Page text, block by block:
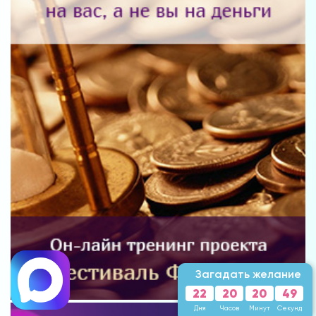
Загадать желание
22
Дня
20
Часов
20
Минут
47
Секунд